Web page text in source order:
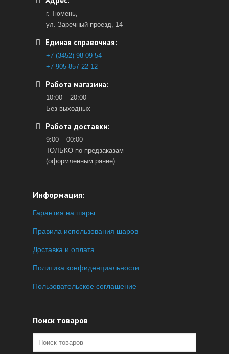
г. Тюмень,
ул. Заречный проезд, 14
Единая справочная:
+7 (3452) 98-09-54
+7 905 857-22-12
Работа магазина:
10:00 – 20:00
Без выходных
Работа доставки:
9:00 – 00:00
ТОЛЬКО по предзаказам
(оформленным ранее).
Информация:
Гарантия на шары
Правила использования шаров
Доставка и оплата
Политика конфиденциальности
Пользовательское соглашение
Поиск товаров